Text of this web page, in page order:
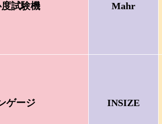
試験機 Mahr
ゲージ INSIZE